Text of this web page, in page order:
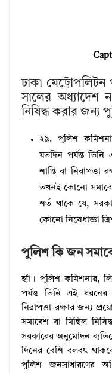
ঢাকা
সালের অধ্যাদেশ
নিষিদ্ধ করার জন্য
২৯. পুলিশ
যতদিন পর্যন্ত তিনি
শান্তি বা
তখনই কোনো
শর্ত থাকে যে,
কোনো নিষেধাজ্ঞা
পুলিশ কি জন
হ্যাঁ। পুলিশ কমিশনার,
পর্যন্ত তিনি এই ধরনের
নিরাপত্তা রক্ষার জন্য
সমাবেশ বা মিছিল
সরকারের অনুমোদন
দিনের বেশি বলবৎ
পুলিশ জনসাধারণের